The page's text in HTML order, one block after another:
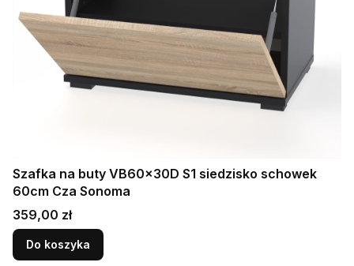
Szafka na buty VB60x30D S1 siedzisko schowek
60cm Cza Sonoma
Cena
359,00 zł
Do koszyka